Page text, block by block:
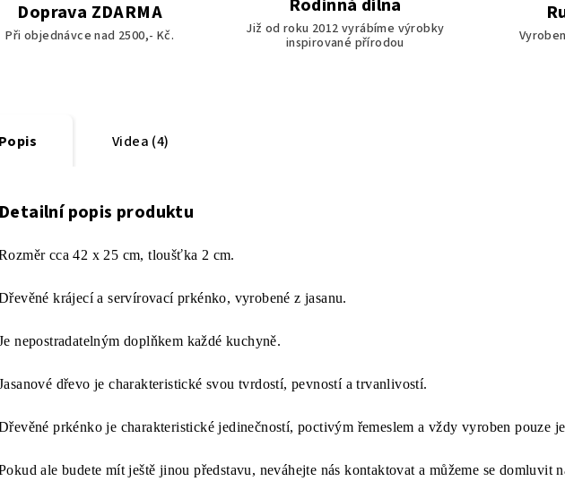
Doprava ZDARMA
Při objednávce nad 2500,- Kč.
Rodinná dílna
Již od roku 2012 vyrábíme výrobky
inspirované přírodou
Popis Videa (4)
Detailní popis produktu
cca 42 x 25 cm, tloušťka 2 cm.
krájecí a servírovací prkénko, vyrobené z jasanu.
nepostradatelným doplňkem každé kuchyně.
dřevo je charakteristické svou tvrdostí, pevností a trvanlivostí.
prkénko je charakteristické jedinečností, poctivým řemeslem a vždy vyroben pouze
ale budete mít ještě jinou představu, neváhejte nás kontaktovat a můžeme se domluvit